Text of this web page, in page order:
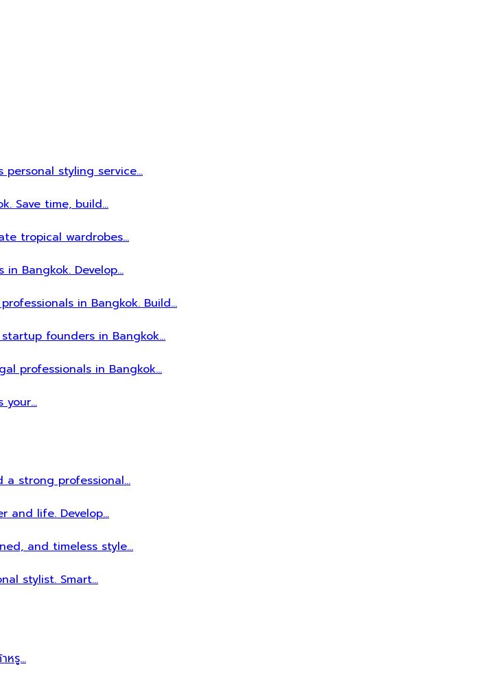
personal styling service…
Save time, build…
tropical wardrobes…
Bangkok. Develop…
in Bangkok. Build…
founders in Bangkok…
professionals in Bangkok…
your…
a strong professional…
and life. Develop…
and timeless style…
stylist. Smart…
หรู…